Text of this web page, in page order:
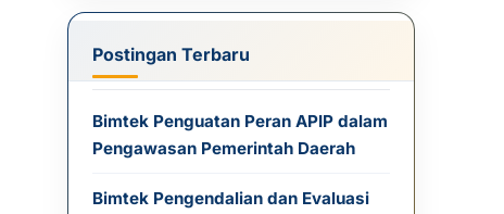
Postingan Terbaru
Bimtek Penguatan Peran APIP dalam
Pengawasan Pemerintah Daerah
Bimtek Pengendalian dan Evaluasi